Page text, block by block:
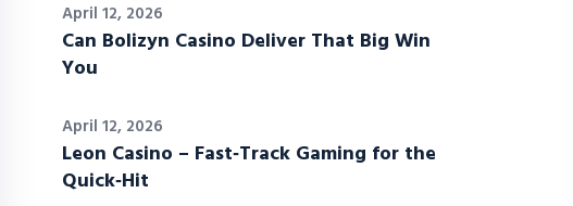
April 12, 2026
Can Bolizyn Casino Deliver That Big Win
You
April 12, 2026
Leon Casino – Fast‑Track Gaming for the
Quick‑Hit